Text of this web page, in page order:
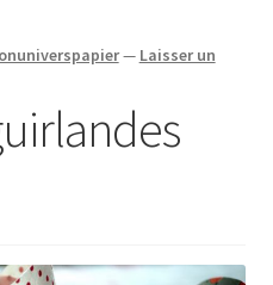
— Laisser un